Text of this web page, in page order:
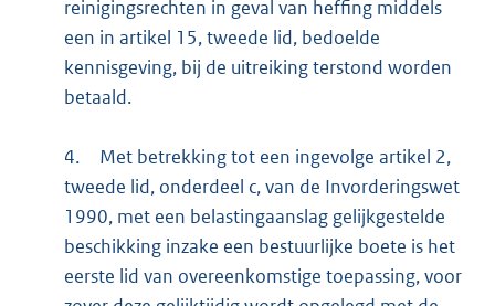
reinigingsrechten in geval van heffing middels
een in artikel 15, tweede lid, bedoelde
kennisgeving, bij de uitreiking terstond worden
betaald.
4.
Met betrekking tot een ingevolge artikel 2,
tweede lid, onderdeel c, van de Invorderingswet
1990, met een belastingaanslag gelijkgestelde
beschikking inzake een bestuurlijke boete is het
eerste lid van overeenkomstige toepassing, voor